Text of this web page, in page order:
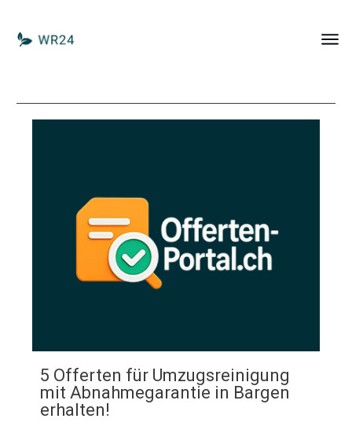
5 Offerten für Umzugsreinigung
mit Abnahmegarantie in Bargen
erhalten!